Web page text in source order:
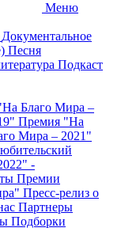
Меню
Документальное
Песня
Подкаст
Благо Мира –
Премия "На
Мира – 2021"
-
Премии
Пресс-релиз о
Партнеры
Подборки